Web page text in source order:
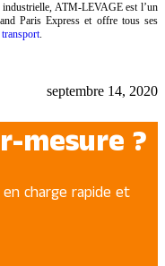
industrielle, ATM-LEVAGE est l’un
Paris Express et offre tous ses
.
septembre 14, 2020
mesure ?
charge rapide et